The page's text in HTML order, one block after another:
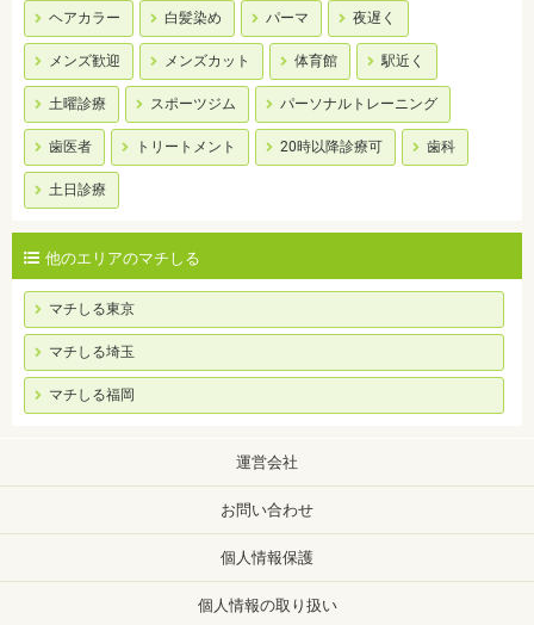
ヘアカラー 白髪染め パーマ 夜遅く
メンズ歓迎 メンズカット 体育館 駅近く
土曜診療 スポーツジム パーソナルトレーニング
歯医者 トリートメント 20時以降診療可 歯科
土日診療
他のエリアのマチしる
マチしる東京
マチしる埼玉
マチしる福岡
運営会社
お問い合わせ
個人情報保護
個人情報の取り扱い